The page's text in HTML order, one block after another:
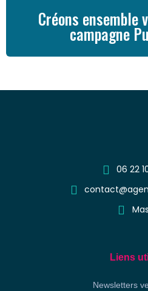
Créons ensemble
campagne
06 22
Liens
Newsletters